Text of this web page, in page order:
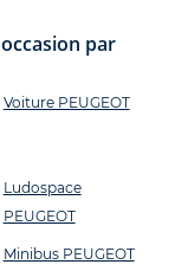
par
Voiture PEUGEOT
Ludospace
PEUGEOT
Minibus PEUGEOT